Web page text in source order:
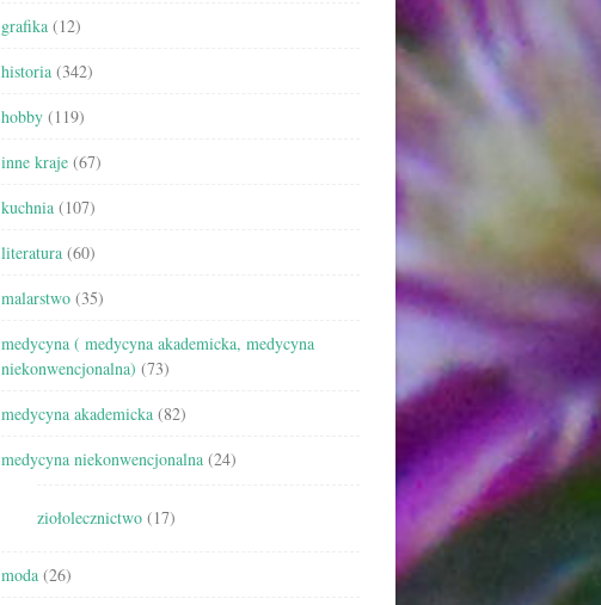
grafika (12)
historia (342)
hobby (119)
inne kraje (67)
kuchnia (107)
literatura (60)
malarstwo (35)
medycyna ( medycyna akademicka, medycyna
niekonwencjonalna) (73)
medycyna akademicka (82)
medycyna niekonwencjonalna (24)
ziołolecznictwo (17)
moda (26)